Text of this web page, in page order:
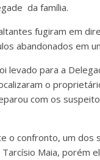
da família.
fugiram em
abandonados em
levado para a
o
com os
o confronto, um dos
Maia, porém